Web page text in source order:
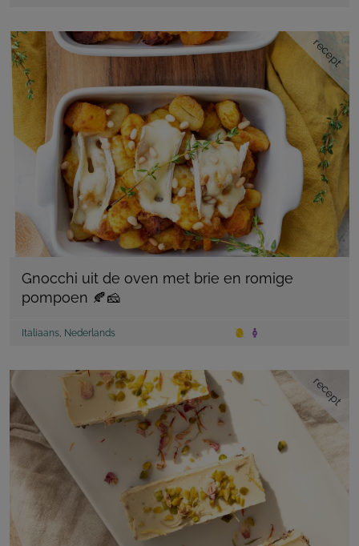
recept
Gnocchi uit de oven met brie en romige
pompoen 🍂🧀
Italiaans, Nederlands
recept